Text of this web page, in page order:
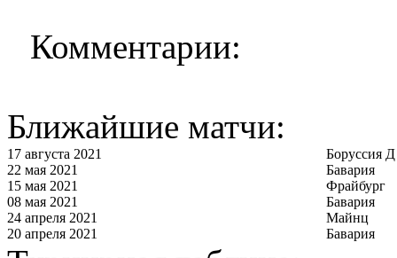
Комментарии:
Ближайшие матчи:
17 августа 2021
Боруссия Д
22 мая 2021
Бавария
15 мая 2021
Фрайбург
08 мая 2021
Бавария
24 апреля 2021
Майнц
20 апреля 2021
Бавария